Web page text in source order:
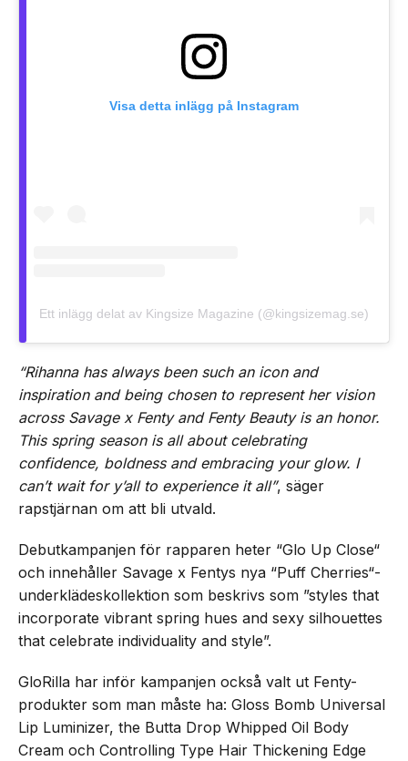
Visa detta inlägg på Instagram
Ett inlägg delat av Kingsize Magazine (@kingsizemag.se)
“Rihanna has always been such an icon and
inspiration and being chosen to represent her vision
across Savage x Fenty and Fenty Beauty is an honor.
This spring season is all about celebrating
confidence, boldness and embracing your glow. I
can’t wait for y’all to experience it all”, säger
rapstjärnan om att bli utvald.
Debutkampanjen för rapparen heter “Glo Up Close“
och innehåller Savage x Fentys nya “Puff Cherries“-
underklädeskollektion som beskrivs som ”styles that
incorporate vibrant spring hues and sexy silhouettes
that celebrate individuality and style”.
GloRilla har inför kampanjen också valt ut Fenty-
produkter som man måste ha: Gloss Bomb Universal
Lip Luminizer, the Butta Drop Whipped Oil Body
Cream och Controlling Type Hair Thickening Edge